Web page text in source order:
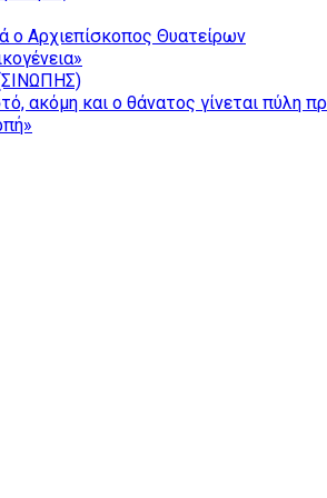
ο Αρχιεπίσκοπος Θυατείρων
ακόμη και ο θάνατος γίνεται πύλη